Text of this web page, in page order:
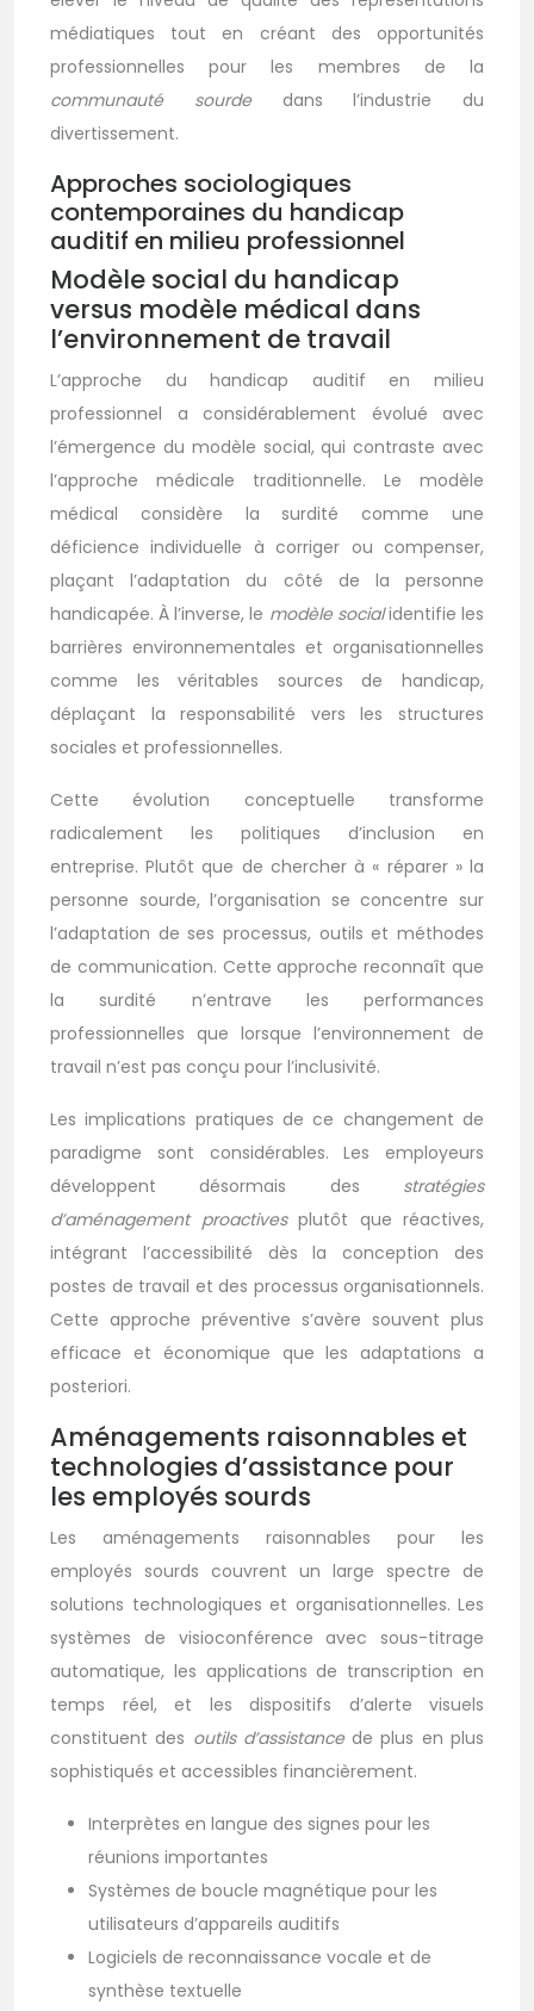
médiatiques tout en créant des opportunités
professionnelles pour les membres de la
communauté sourde dans l’industrie du
divertissement.
Approches sociologiques
contemporaines du handicap
auditif en milieu professionnel
Modèle social du handicap
versus modèle médical dans
l’environnement de travail
L’approche du handicap auditif en milieu
professionnel a considérablement évolué avec
l’émergence du modèle social, qui contraste avec
l’approche médicale traditionnelle. Le modèle
médical considère la surdité comme une
déficience individuelle à corriger ou compenser,
plaçant l’adaptation du côté de la personne
handicapée. À l’inverse, le modèle socialidentifie les
barrières environnementales et organisationnelles
comme les véritables sources de handicap,
déplaçant la responsabilité vers les structures
sociales et professionnelles.
Cette évolution conceptuelle transforme
radicalement les politiques d’inclusion en
entreprise. Plutôt que de chercher à « réparer » la
personne sourde, l’organisation se concentre sur
l’adaptation de ses processus, outils et méthodes
de communication. Cette approche reconnaît que
la surdité n’entrave les performances
professionnelles que lorsque l’environnement de
travail n’est pas conçu pour l’inclusivité.
Les implications pratiques de ce changement de
paradigme sont considérables. Les employeurs
développent désormais des stratégies
d’aménagement proactives plutôt que réactives,
intégrant l’accessibilité dès la conception des
postes de travail et des processus organisationnels.
Cette approche préventive s’avère souvent plus
efficace et économique que les adaptations a
posteriori.
Aménagements raisonnables et
technologies d’assistance pour
les employés sourds
Les aménagements raisonnables pour les
employés sourds couvrent un large spectre de
solutions technologiques et organisationnelles. Les
systèmes de visioconférence avec sous-titrage
automatique, les applications de transcription en
temps réel, et les dispositifs d’alerte visuels
constituent des outils d’assistancede plus en plus
sophistiqués et accessibles financièrement.
Interprètes en langue des signes pour les
réunions importantes
Systèmes de boucle magnétique pour les
utilisateurs d’appareils auditifs
Logiciels de reconnaissance vocale et de
synthèse textuelle